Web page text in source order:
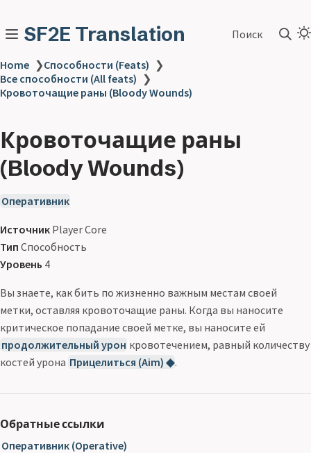
SF2E Translation Поиск
Home ❯Способности (Feats) ❯
Все способности (All feats) ❯
Кровоточащие раны (Bloody Wounds)
Кровоточащие раны
(Bloody Wounds)
Оперативник
Источник Player Core
Тип Способность
Уровень 4
Вы знаете, как бить по жизненно важным местам своей
метки, оставляя кровоточащие раны. Когда вы наносите
критическое попадание своей метке, вы наносите ей
продолжительный урон кровотечением, равный количеству
костей урона Прицелиться (Aim) ◆.
Обратные ссылки
Оперативник (Operative)